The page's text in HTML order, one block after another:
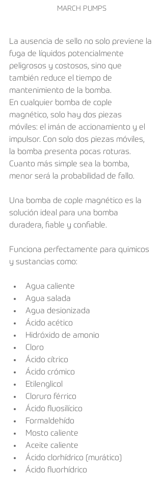
MARCH PUMPS
La ausencia de sello no solo previene la
fuga de líquidos potencialmente
peligrosos y costosos, sino que
también reduce el tiempo de
mantenimiento de la bomba.
En cualquier bomba de cople
magnético, solo hay dos piezas
móviles: el imán de accionamiento y el
impulsor. Con solo dos piezas móviles,
la bomba presenta pocas roturas.
Cuanto más simple sea la bomba,
menor será la probabilidad de fallo.
Una bomba de cople magnético es la
solución ideal para una bomba
duradera, fiable y confiable.
Funciona perfectamente para quimicos
y sustancias como:
Agua caliente
Agua salada
Agua desionizada
Ácido acético
Hidróxido de amonio
Cloro
Ácido cítrico
Ácido crómico
Etilenglicol
Cloruro férrico
Ácido fluosilícico
Formaldehído
Mosto caliente
Aceite caliente
Ácido clorhídrico (murático)
Ácido fluorhídrico